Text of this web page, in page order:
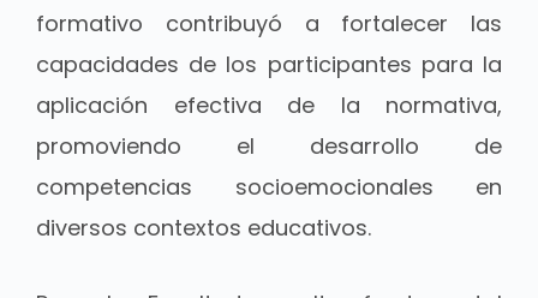
formativo contribuyó a fortalecer las
capacidades de los participantes para la
aplicación efectiva de la normativa,
promoviendo el desarrollo de
competencias socioemocionales en
diversos contextos educativos.